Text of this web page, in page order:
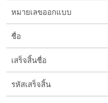
หมายเลขออกแบบ
ชื่อ
เสร็จสิ้นชื่อ
รหัสเสร็จสิ้น